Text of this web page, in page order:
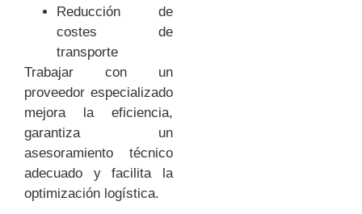
Reducción de
costes de
transporte
Trabajar con un
proveedor especializado
mejora la eficiencia,
garantiza un
asesoramiento técnico
adecuado y facilita la
optimización logística.